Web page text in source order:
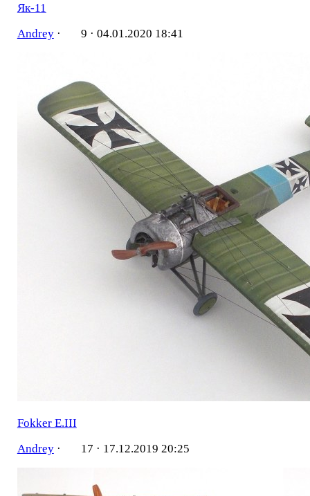
Як-11
Andrey· 9 · 04.01.2020 18:41
Fokker E.III
Andrey· 17 · 17.12.2019 20:25